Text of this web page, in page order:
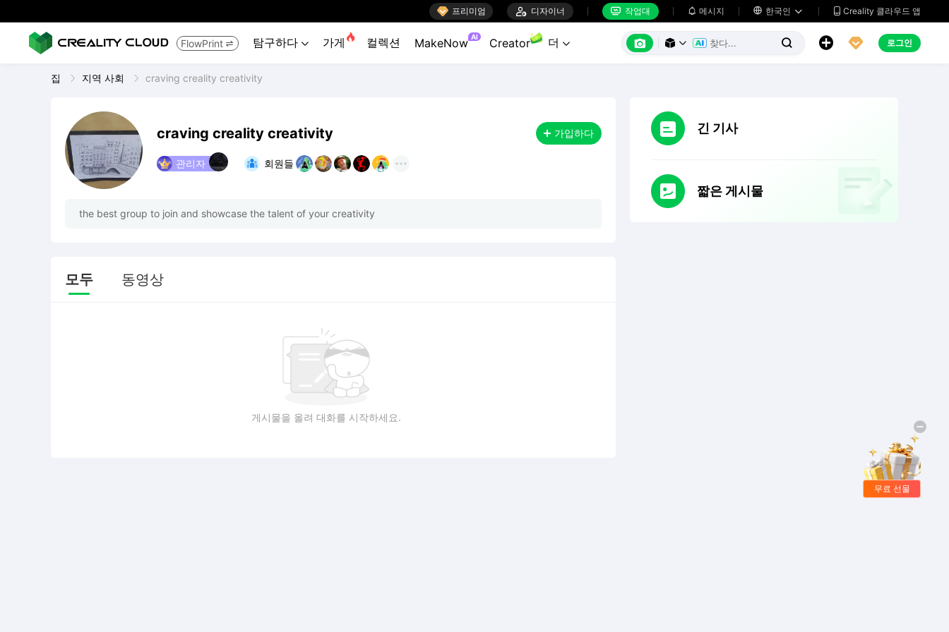
 프리미엄  디자이너  작업대  메시지  한국인   Creality 클라우드 앱
FlowPrint  탐구하다  가게  컬렉션 MakeNow AI Creator 더        로그인
집 지역 사회 craving creality creativity
craving creality creativity 가입하다
관리자 회원들
the best group to join and showcase the talent of your creativity
모두 동영상
게시물을 올려 대화를 시작하세요.
긴 기사
짧은 게시물
무료 선물